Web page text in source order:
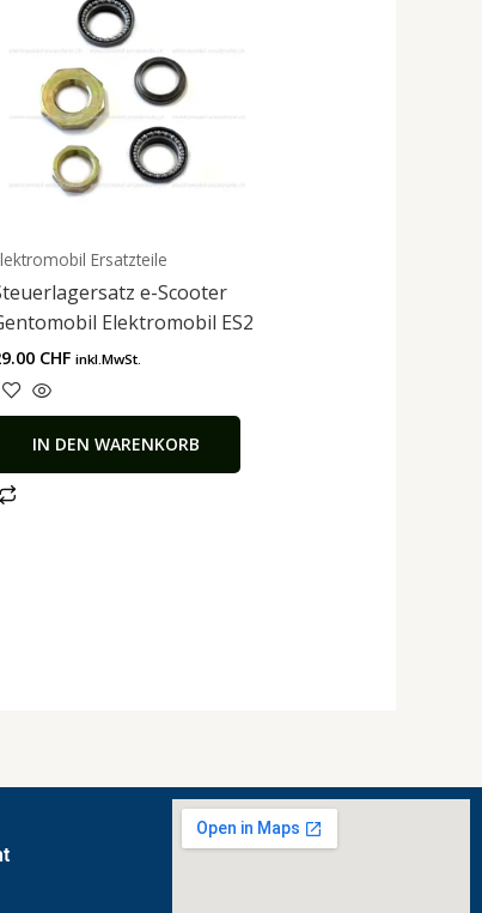
Ersatzteile
e-Scooter
Elektromobil ES2
CHF inkl.MwSt.
IN DEN WARENKORB